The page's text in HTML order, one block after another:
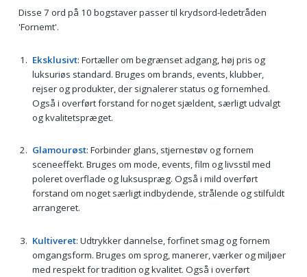
Disse 7 ord på 10 bogstaver passer til krydsord-ledetråden
'Fornemt'.
Eksklusivt: Fortæller om begrænset adgang, høj pris og
luksuriøs standard. Bruges om brands, events, klubber,
rejser og produkter, der signalerer status og fornemhed.
Også i overført forstand for noget sjældent, særligt udvalgt
og kvalitetspræget.
Glamourøst: Forbinder glans, stjernestøv og fornem
sceneeffekt. Bruges om mode, events, film og livsstil med
poleret overflade og luksuspræg. Også i mild overført
forstand om noget særligt indbydende, strålende og stilfuldt
arrangeret.
Kultiveret: Udtrykker dannelse, forfinet smag og fornem
omgangsform. Bruges om sprog, manerer, værker og miljøer
med respekt for tradition og kvalitet. Også i overført